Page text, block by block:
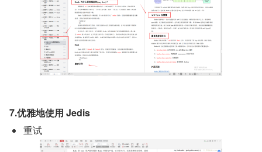
7.优雅地使用 Jedis
重试